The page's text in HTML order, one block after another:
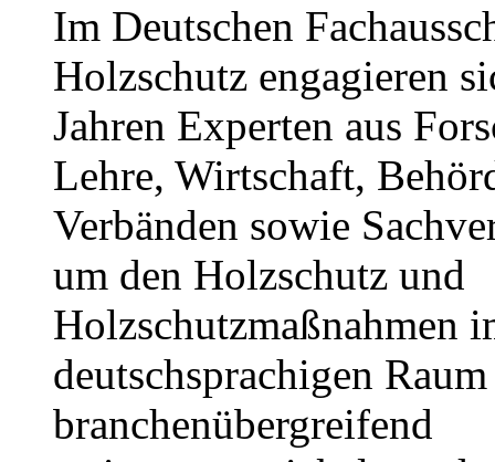
Im Deutschen
Holzschutz engagieren
Jahren Experten aus
Lehre, Wirtschaft,
Verbänden sowie
um den Holzschutz und
Holzschutzmaßnahmen
deutschsprachigen Raum
branchenübergreifend